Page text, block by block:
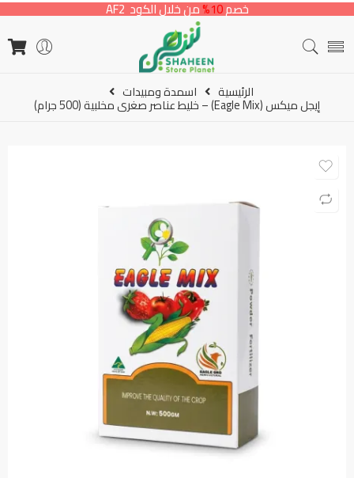
خصم10% من خلال الكود AF2
الرئيسية اسمدة ومبيدات
إيجل ميكس (Eagle Mix) – خليط عناصر صغرى مخلبية (500 جرام)